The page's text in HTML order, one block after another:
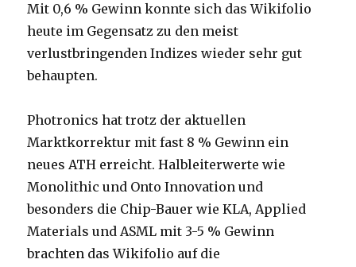
Mit 0,6 % Gewinn konnte sich das Wikifolio
heute im Gegensatz zu den meist
verlustbringenden Indizes wieder sehr gut
behaupten.
Photronics hat trotz der aktuellen
Marktkorrektur mit fast 8 % Gewinn ein
neues ATH erreicht. Halbleiterwerte wie
Monolithic und Onto Innovation und
besonders die Chip-Bauer wie KLA, Applied
Materials und ASML mit 3-5 % Gewinn
brachten das Wikifolio auf die